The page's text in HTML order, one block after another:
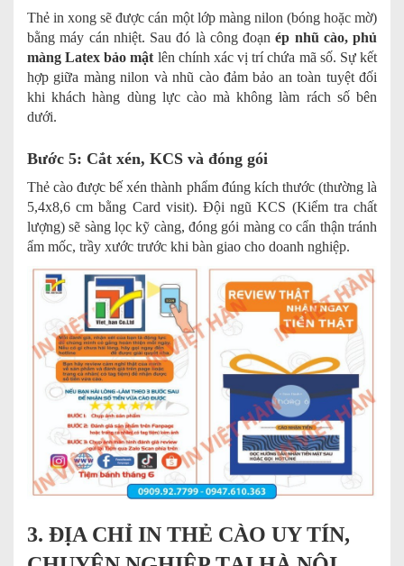
Thẻ in xong sẽ được cán một lớp màng nilon (bóng hoặc mờ)
bằng máy cán nhiệt. Sau đó là công đoạnép nhũ cào, phủ
màng Latex bảo mật lên chính xác vị trí chứa mã số. Sự kết
hợp giữa màng nilon và nhũ cào đảm bảo an toàn tuyệt đối
khi khách hàng dùng lực cào mà không làm rách số bên
dưới.
Bước 5: Cắt xén, KCS và đóng gói
Thẻ cào được bế xén thành phẩm đúng kích thước (thường là
5,4x8,6 cm bằng Card visit). Đội ngũ KCS (Kiểm tra chất
lượng) sẽ sàng lọc kỹ càng, đóng gói màng co cẩn thận tránh
ẩm mốc, trầy xước trước khi bàn giao cho doanh nghiệp.
3. ĐỊA CHỈ IN THẺ CÀO UY TÍN,